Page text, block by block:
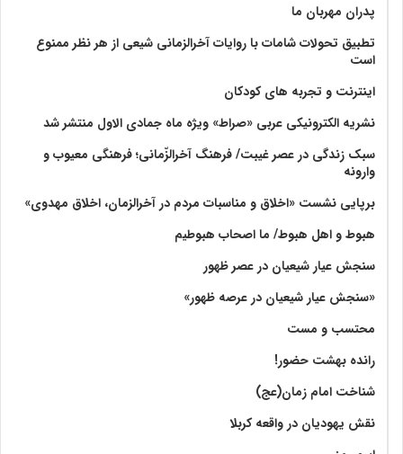
پدران مهربان ما
تطبیق تحولات شامات با روایات آخرالزمانی شیعی از هر نظر ممنوع
است
اینترنت و تجربه های کودکان
نشریه الکترونیکی عربی «صراط» ویژه ماه جمادی الاول منتشر شد
سبک زندگی در عصر غیبت/ فرهنگ آخرالزّمانی؛ فرهنگی معیوب و
وارونه
برپایی نشست «اخلاق و مناسبات مردم در آخرالزمان، اخلاق مهدوی»
هبوط و اهل هبوط/ ما اصحاب هبوطیم
سنجش عیار شیعیان در عصر ظهور
«سنجش عیار شیعیان در عرصه ظهور»
محتسب و مست
رانده بهشت‌ حضور!
شناخت امام زمان(عج)
نقش یهودیان در واقعه کربلا